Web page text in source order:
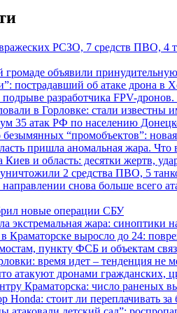
РСЗО, 7 средств ПВО, 4
громаде объявили
пострадавший об атаке дрона в
разработчика FPV-
в Горловке: стали известны
35 атак РФ по населению
безымянных “промобъектов”:
пришла аномальная жара. Что
Киев и область: десятки жертв,
2 средства ПВО, 5
снова больше всего
новые операции СБУ
экстремальная жара: синоптики
Краматорске выросло до 24:
пункту ФСБ и объектам
время идет – тенденция не
атакуют дронами гражданских,
Краматорска: число раненых
Honda: стоит ли переплачивать за